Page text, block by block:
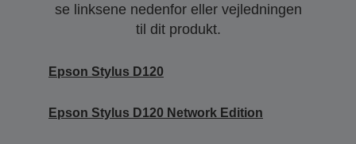
se linksene nedenfor eller vejledningen
til dit produkt.
Epson Stylus D120
Epson Stylus D120 Network Edition